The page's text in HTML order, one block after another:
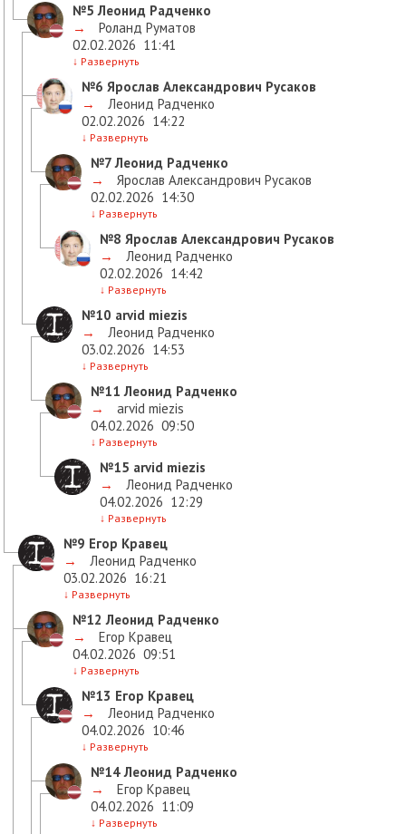
№5 Леонид Радченко
→
Роланд Руматов
02.02.2026 11:41
↓ Развернуть
№6 Ярослав Александрович Русаков
→
Леонид Радченко
02.02.2026 14:22
↓ Развернуть
№7Леонид Радченко
→
Ярослав Александрович Русаков
02.02.2026 14:30
↓ Развернуть
№8 Ярослав Александрович Русаков
→
Леонид Радченко
02.02.2026 14:42
↓ Развернуть
№10 arvid miezis
→
Леонид Радченко
03.02.2026 14:53
↓ Развернуть
№11 Леонид Радченко
→
arvid miezis
04.02.2026 09:50
↓ Развернуть
№15 arvid miezis
→
Леонид Радченко
04.02.2026 12:29
↓ Развернуть
№9 Егор Кравец
→
Леонид Радченко
03.02.2026 16:21
↓ Развернуть
№12 Леонид Радченко
→
Егор Кравец
04.02.2026 09:51
↓ Развернуть
№13 Егор Кравец
→
Леонид Радченко
04.02.2026 10:46
↓ Развернуть
№14Леонид Радченко
→
Егор Кравец
04.02.2026 11:09
↓ Развернуть